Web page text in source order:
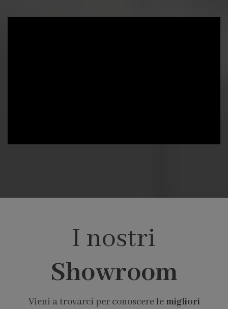
I nostri
Showroom
Vieni a trovarci per conoscere le migliori